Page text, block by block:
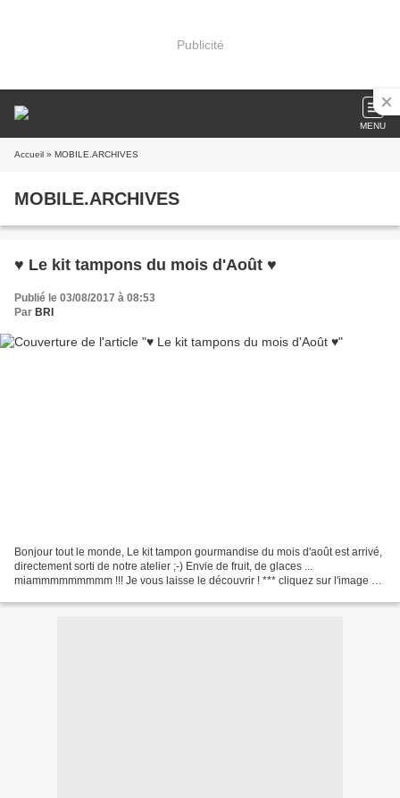
Publicité
MENU
Accueil » MOBILE.ARCHIVES
MOBILE.ARCHIVES
♥ Le kit tampons du mois d'Août ♥
Publié le 03/08/2017 à 08:53
Par BRI
Bonjour tout le monde, Le kit tampon gourmandise du mois d'août est arrivé,
directement sorti de notre atelier ;-) Envie de fruit, de glaces ...
miammmmmmmmm !!! Je vous laisse le découvrir ! *** cliquez sur l'image et